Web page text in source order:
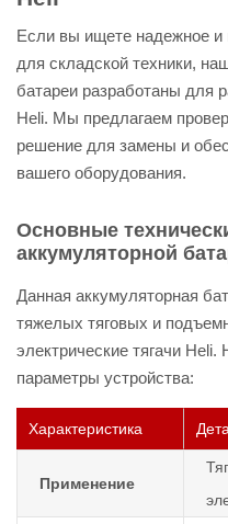
Если вы ищете надежное и
для складской техники,
батареи разработаны для
Heli. Мы предлагаем
решение для замены и
вашего оборудования.
Основные
аккумуляторной
Данная аккумуляторная
тяжелых тяговых и
электрические тягачи
параметры устройства:
Характеристика
Применение